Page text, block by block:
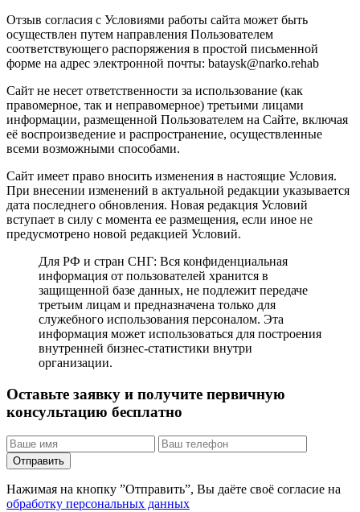
Отзыв согласия с Условиями работы сайта может быть
осуществлен путем направления Пользователем
соответствующего распоряжения в простой письменной
форме на адрес электронной почты: bataysk@narko.rehab
Сайт не несет ответственности за использование (как
правомерное, так и неправомерное) третьими лицами
информации, размещенной Пользователем на Сайте, включая
её воспроизведение и распространение, осуществленные
всеми возможными способами.
Сайт имеет право вносить изменения в настоящие Условия.
При внесении изменений в актуальной редакции указывается
дата последнего обновления. Новая редакция Условий
вступает в силу с момента ее размещения, если иное не
предусмотрено новой редакцией Условий.
Для РФ и стран СНГ: Вся конфиденциальная
информация от пользователей хранится в
защищенной базе данных, не подлежит передаче
третьим лицам и предназначена только для
служебного использования персоналом. Эта
информация может использоваться для построения
внутренней бизнес-статистики внутри
организации.
Оставьте заявку и получите первичную
консультацию бесплатно
Отправить
Нажимая на кнопку ”Отправить”, Вы даёте своё согласие на
обработку персональных данных